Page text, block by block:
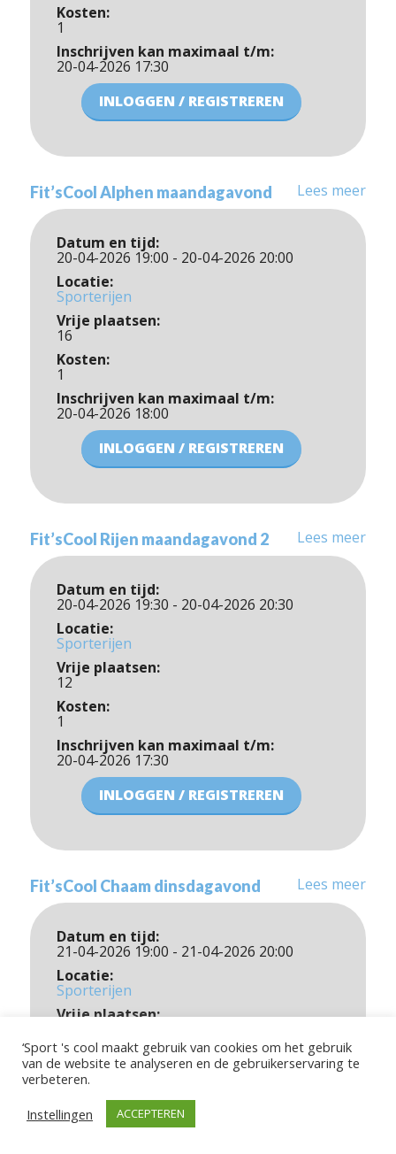
Kosten:
1
Inschrijven kan maximaal t/m:
20-04-2026 17:30
INLOGGEN / REGISTREREN
Fit’sCool Alphen maandagavond Lees meer
Datum en tijd:
20-04-2026 19:00 - 20-04-2026 20:00
Locatie:
Sporterijen
Vrije plaatsen:
16
Kosten:
1
Inschrijven kan maximaal t/m:
20-04-2026 18:00
INLOGGEN / REGISTREREN
Fit’sCool Rijen maandagavond 2 Lees meer
Datum en tijd:
20-04-2026 19:30 - 20-04-2026 20:30
Locatie:
Sporterijen
Vrije plaatsen:
12
Kosten:
1
Inschrijven kan maximaal t/m:
20-04-2026 17:30
INLOGGEN / REGISTREREN
Fit’sCool Chaam dinsdagavond Lees meer
Datum en tijd:
21-04-2026 19:00 - 21-04-2026 20:00
Locatie:
Sporterijen
Vrije plaatsen:
Kosten:
1
21-04-2026 18:00
‘Sport 's cool maakt gebruik van cookies om het gebruik
van de website te analyseren en de gebruikerservaring te
verbeteren.
Instellingen
ACCEPTEREN